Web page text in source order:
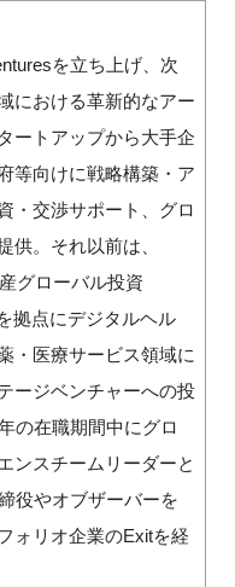
を立ち上げ、次
における革新的なアー
ートアップから大手企
等向けに戦略構築・ア
・交渉サポート、グロ
供。それ以前は、
グローバル投資
拠点にデジタルヘル
・医療サービス領域に
ージベンチャーへの投
の在職期間中にグロ
ンスチームリーダーと
役やオブザーバーを
ォリオ企業のExitを経